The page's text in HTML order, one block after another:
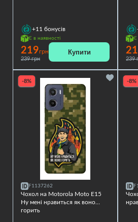
+11 бонусів
Є в наявності
219грн
239 грн
Купити
Є
239
-8%
F1137262
Чохол на Motorola Moto E15
Ну мені нравиться як воно
горить
-8%